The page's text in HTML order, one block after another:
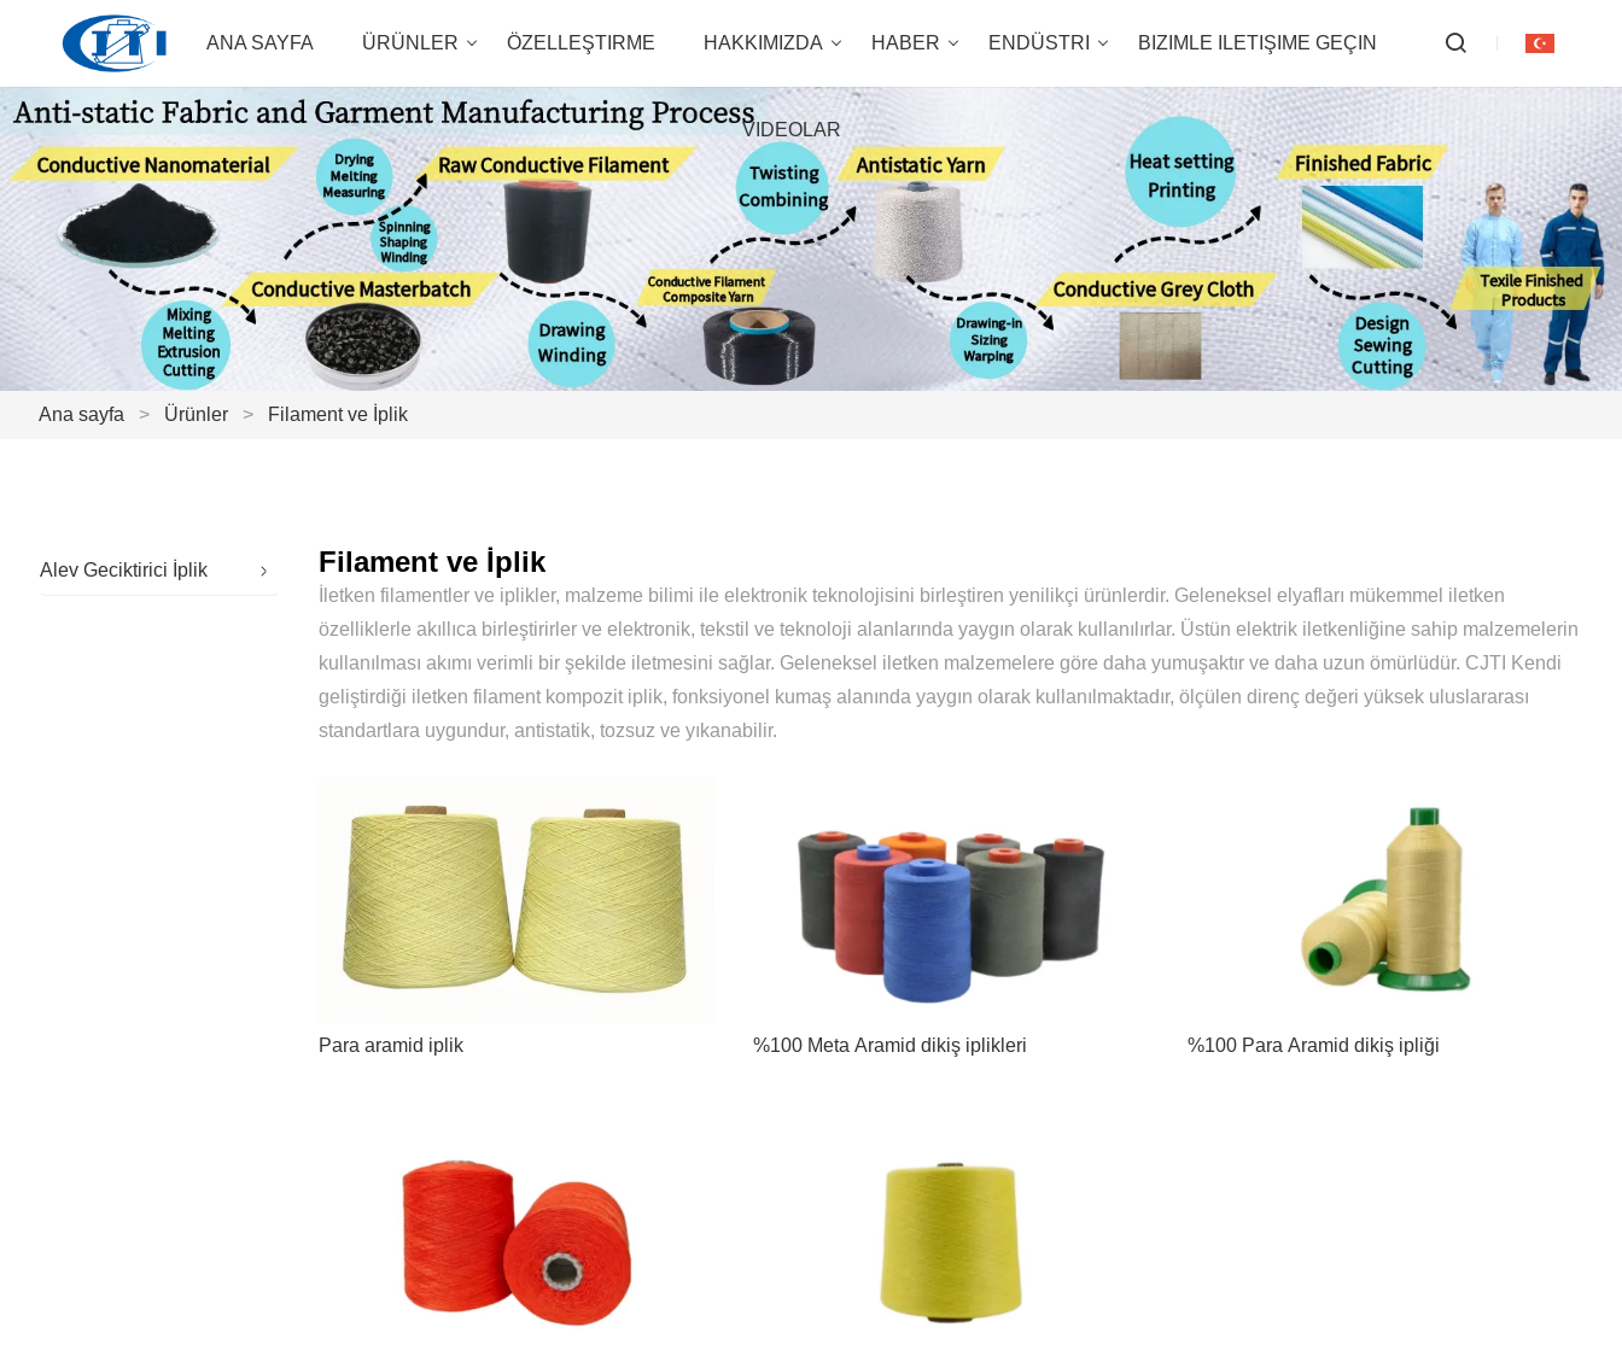
ANA SAYFA ÜRÜNLER ÖZELLEŞTIRME HAKKIMIZDA HABER ENDÜSTRI BIZIMLE ILETIŞIME GEÇIN
VIDEOLAR
Ana sayfa > Ürünler > Filament ve İplik
Alev Geciktirici İplik Filament ve İplik
İletken filamentler ve iplikler, malzeme bilimi ile elektronik teknolojisini birleştiren yenilikçi ürünlerdir. Geleneksel elyafları mükemmel iletken
özelliklerle akıllıca birleştirirler ve elektronik, tekstil ve teknoloji alanlarında yaygın olarak kullanılırlar. Üstün elektrik iletkenliğine sahip malzemelerin
kullanılması akımı verimli bir şekilde iletmesini sağlar. Geleneksel iletken malzemelere göre daha yumuşaktır ve daha uzun ömürlüdür. CJTI Kendi
geliştirdiği iletken filament kompozit iplik, fonksiyonel kumaş alanında yaygın olarak kullanılmaktadır, ölçülen direnç değeri yüksek uluslararası
standartlara uygundur, antistatik, tozsuz ve yıkanabilir.
Para aramid iplik %100 Meta Aramid dikiş iplikleri %100 Para Aramid dikiş ipliği